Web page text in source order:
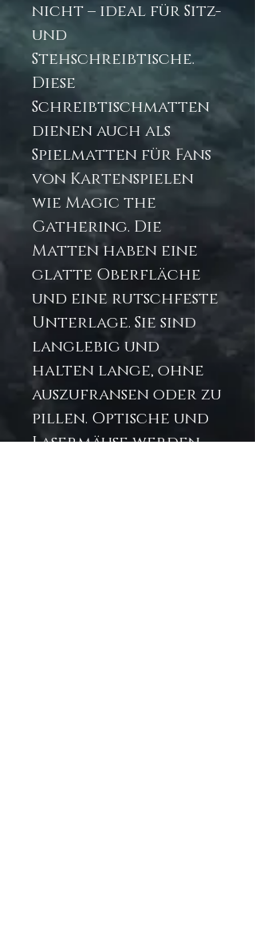
nicht – ideal für Sitz-
und
Stehschreibtische.
Diese
Schreibtischmatten
dienen auch als
Spielmatten für Fans
von Kartenspielen
wie Magic the
Gathering. Die
Matten haben eine
glatte Oberfläche
und eine rutschfeste
Unterlage. Sie sind
langlebig und
halten lange, ohne
auszufransen oder zu
pillen. Optische und
Lasermäuse werden